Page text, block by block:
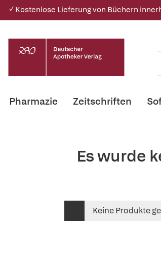
✓ Kostenlose Lieferung von Büchern
Pharmazie Zeitschriften
Es wurde
Keine Produkte